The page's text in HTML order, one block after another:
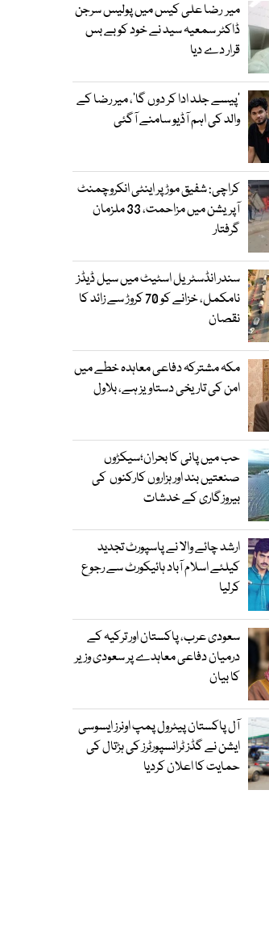
میر رضا علی کیس میں پولیس سرجن
ڈاکٹر سمعیہ سید نے خود کو بے بس
قرار دے دیا
’پیسے جلد ادا کر دوں گا‘، میر رضا کے
والد کی اہم آڈیو سامنے آگئی
کراچی: شفیق موڑ پر اینٹی انکروچمنٹ
آپریشن میں مزاحمت، 33 ملزمان
گرفتار
سندر انڈسٹریل اسٹیٹ میں سیل ڈیڈز
نامکمل، خزانے کو 70 کروڑ سے زائد کا
نقصان
مکہ مشترکہ دفاعی معاہدہ خطے میں
امن کی تاریخی دستاویز ہے، بلاول
حب میں پانی کا بحران؛سیکڑوں
صنعتیں بند اور ہزاروں کارکنوں کی
بیروزگاری کے خدشات
ارشد چائے والا نے پاسپورٹ تجدید
کیلئے اسلام آباد ہائیکورٹ سے رجوع
کرلیا
سعودی عرب، پاکستان اور ترکیہ کے
درمیان دفاعی معاہدے پر سعودی وزیر
کا بیان
آل پاکستان پیٹرول پمپ اونرز ایسوسی
ایشن نے گڈز ٹرانسپورٹرز کی ہڑتال کی
حمایت کا اعلان کردیا